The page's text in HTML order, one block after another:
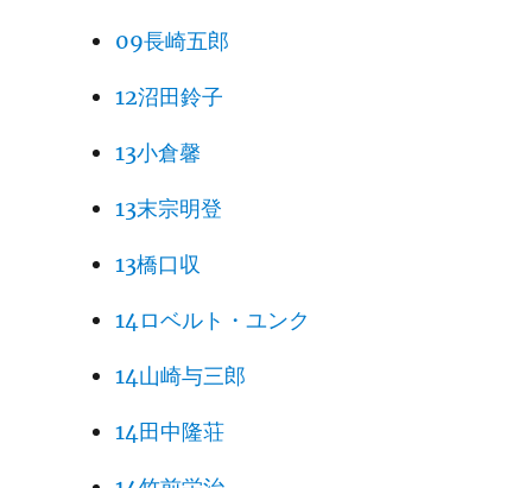
09長崎五郎
12沼田鈴子
13小倉馨
13末宗明登
13橋口収
14ロベルト・ユンク
14山崎与三郎
14田中隆荘